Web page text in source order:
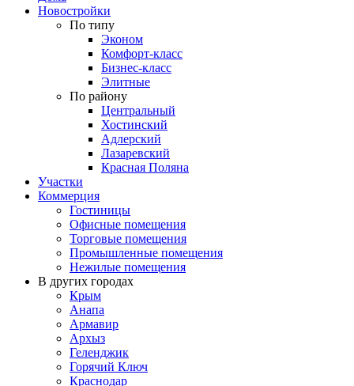
Новостройки
По типу
Эконом
Комфорт-класс
Бизнес-класс
Элитные
По району
Центральный
Хостинский
Адлерский
Лазаревский
Красная Поляна
Участки
Коммерция
Гостиницы
Офисные помещения
Торговые помещения
Промышленные помещения
Нежилые помещения
В других городах
Крым
Анапа
Армавир
Архыз
Геленджик
Горячий Ключ
Краснодар